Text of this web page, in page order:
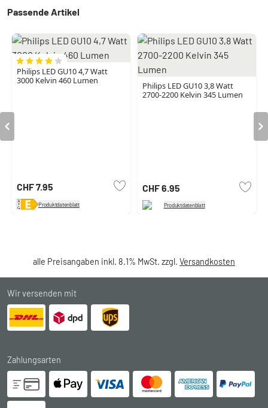
Passende Artikel
Philips LED GU10 4,7 Watt
3000 Kelvin 460 Lumen
CHF 7.95
Produktdatenblatt
Philips LED GU10 3,8 Watt
2700-2200 Kelvin 345 Lumen
CHF 6.95
Produktdatenblatt
alle Preisangaben inkl. 8.1% MwSt. zzgl. Versandkosten
Wir versenden mit
Zahlungsarten